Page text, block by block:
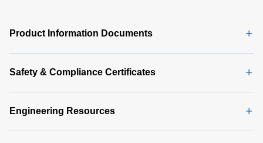
Product Information Documents
Safety & Compliance Certificates
Engineering Resources